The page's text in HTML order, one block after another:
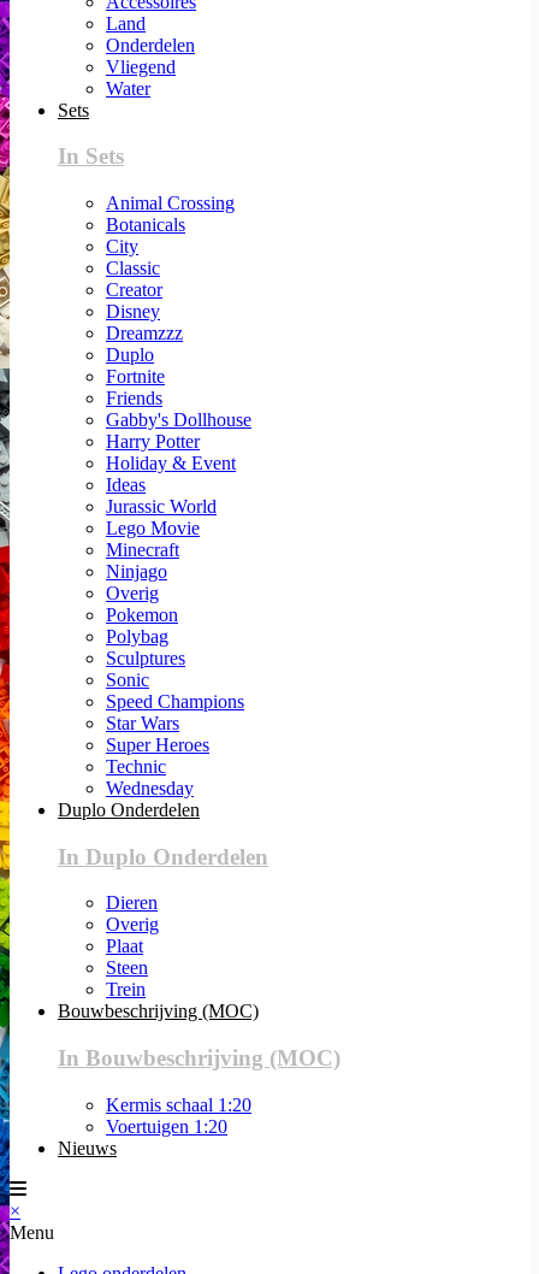
Land
Onderdelen
Vliegend
Water
Sets
In Sets
Animal Crossing
Botanicals
City
Classic
Creator
Disney
Dreamzzz
Duplo
Fortnite
Friends
Gabby's Dollhouse
Harry Potter
Holiday & Event
Ideas
Jurassic World
Lego Movie
Minecraft
Ninjago
Overig
Pokemon
Polybag
Sculptures
Sonic
Speed Champions
Star Wars
Super Heroes
Technic
Wednesday
Duplo Onderdelen
In Duplo Onderdelen
Dieren
Overig
Plaat
Steen
Trein
Bouwbeschrijving (MOC)
In Bouwbeschrijving (MOC)
Kermis schaal 1:20
Voertuigen 1:20
Nieuws
×
Menu